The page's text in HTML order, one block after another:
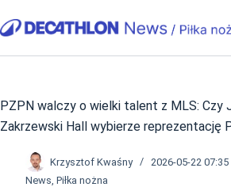
do
PZPN walczy o wielki talent z MLS: Czy
Zakrzewski Hall wybierze reprezentację
Krzysztof Kwaśny
2026-05-22 07:35
News, Piłka nożna